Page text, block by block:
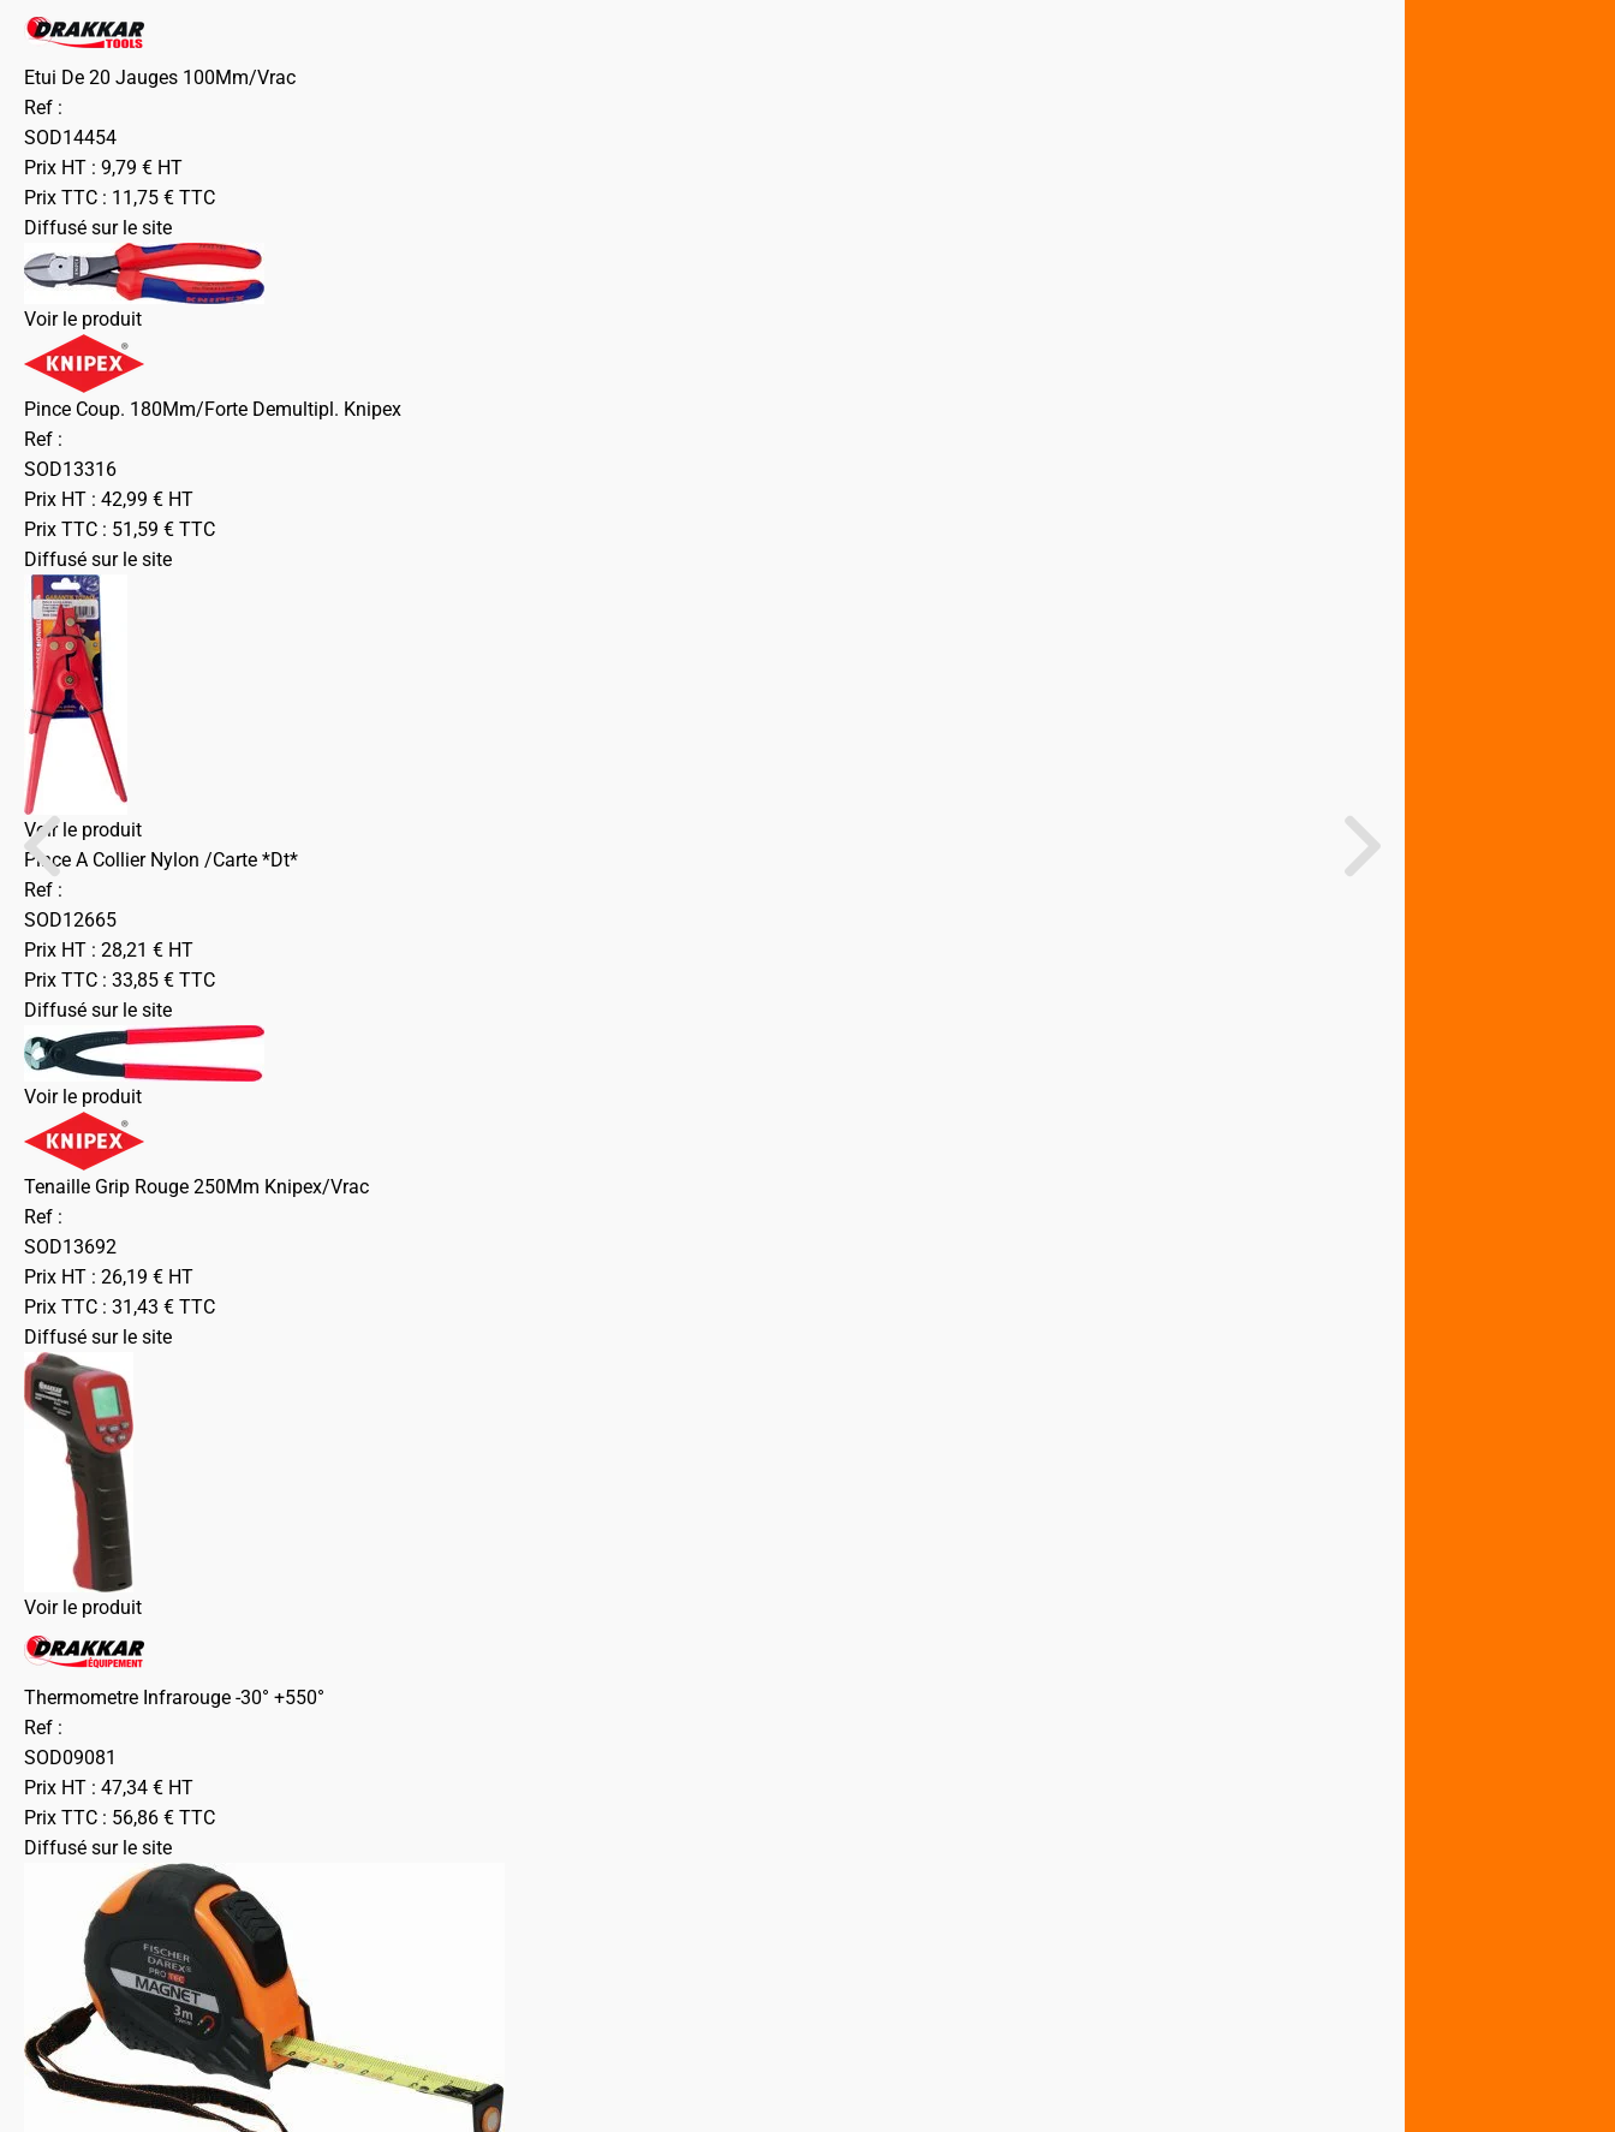
Etui De 20 Jauges 100Mm/Vrac
Ref :
SOD14454
Prix HT : 9,79 € HT
Prix TTC : 11,75 € TTC
Diffusé sur le site
Voir le produit
Pince Coup. 180Mm/Forte Demultipl. Knipex
Ref :
SOD13316
Prix HT : 42,99 € HT
Prix TTC : 51,59 € TTC
Diffusé sur le site
Voir le produit
Pince A Collier Nylon /Carte *Dt*
Ref :
SOD12665
Prix HT : 28,21 € HT
Prix TTC : 33,85 € TTC
Diffusé sur le site
Voir le produit
Tenaille Grip Rouge 250Mm Knipex/Vrac
Ref :
SOD13692
Prix HT : 26,19 € HT
Prix TTC : 31,43 € TTC
Diffusé sur le site
Voir le produit
Thermometre Infrarouge -30° +550°
Ref :
SOD09081
Prix HT : 47,34 € HT
Prix TTC : 56,86 € TTC
Diffusé sur le site